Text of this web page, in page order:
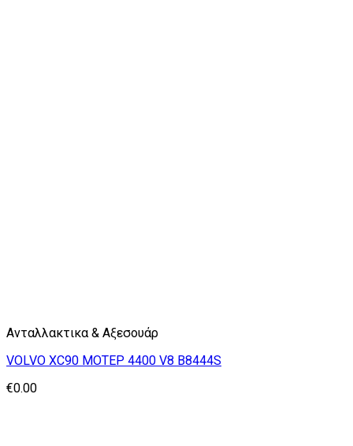
Ανταλλακτικα & Αξεσουάρ
VOLVO XC90 ΜΟΤΕΡ 4400 V8 B8444S
€0.00